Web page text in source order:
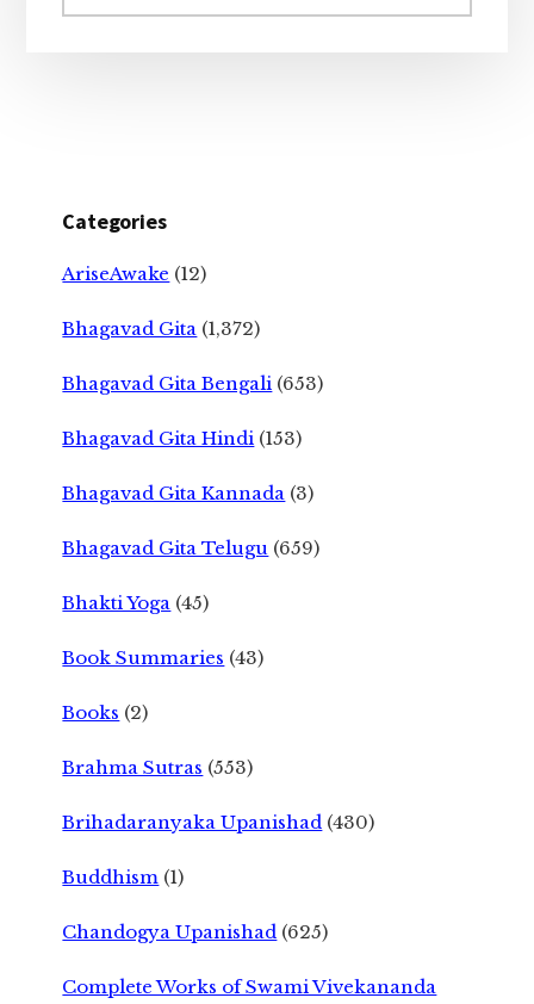
website
Categories
AriseAwake (12)
Bhagavad Gita (1,372)
Bhagavad Gita Bengali (653)
Bhagavad Gita Hindi (153)
Bhagavad Gita Kannada (3)
Bhagavad Gita Telugu (659)
Bhakti Yoga (45)
Book Summaries (43)
Books (2)
Brahma Sutras (553)
Brihadaranyaka Upanishad (430)
Buddhism (1)
Chandogya Upanishad (625)
Complete Works of Swami Vivekananda